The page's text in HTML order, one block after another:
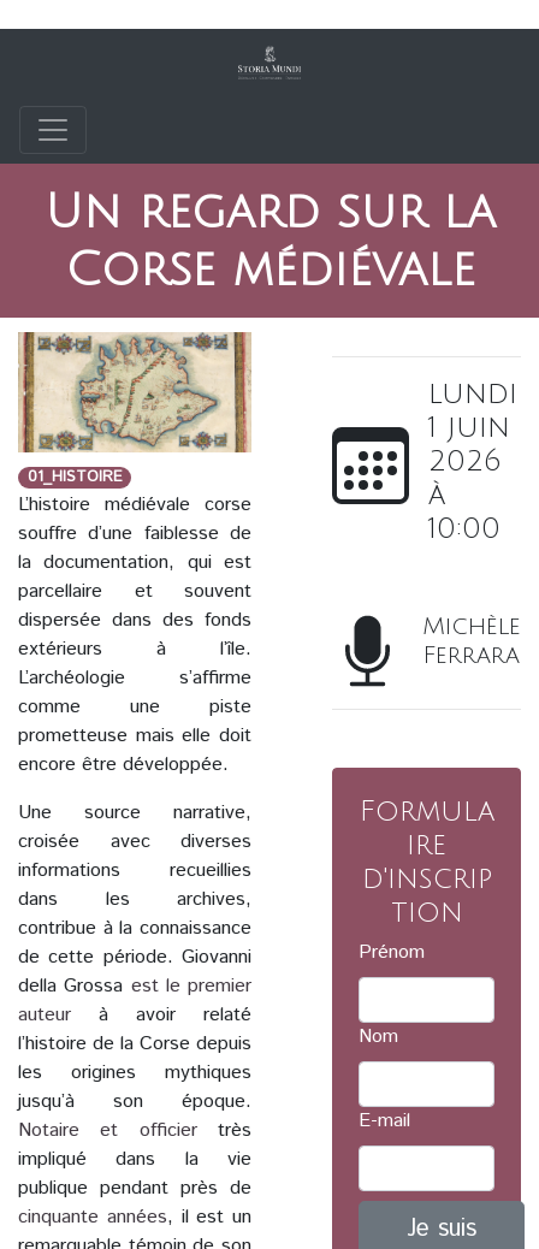
Un regard sur la
Corse médiévale
01_HISTOIRE
L’histoire médiévale corse
souffre d’une faiblesse de
la documentation, qui est
parcellaire et souvent
dispersée dans des fonds
extérieurs à l’île.
L’archéologie s’affirme
comme une piste
prometteuse mais elle doit
encore être développée.
Une source narrative,
croisée avec diverses
informations recueillies
dans les archives,
contribue à la connaissance
de cette période. Giovanni
della Grossa est le premier
auteur à avoir relaté
l’histoire de la Corse depuis
les origines mythiques
jusqu’à son époque.
Notaire et officiertrès
impliqué dans la vie
publique pendant près de
cinquante années, il est un
lundi
1 juin
2026
à
10:00
Michèle
Ferrara
Formula
ire
d'inscrip
tion
Prénom
Nom
E-mail
Je suis